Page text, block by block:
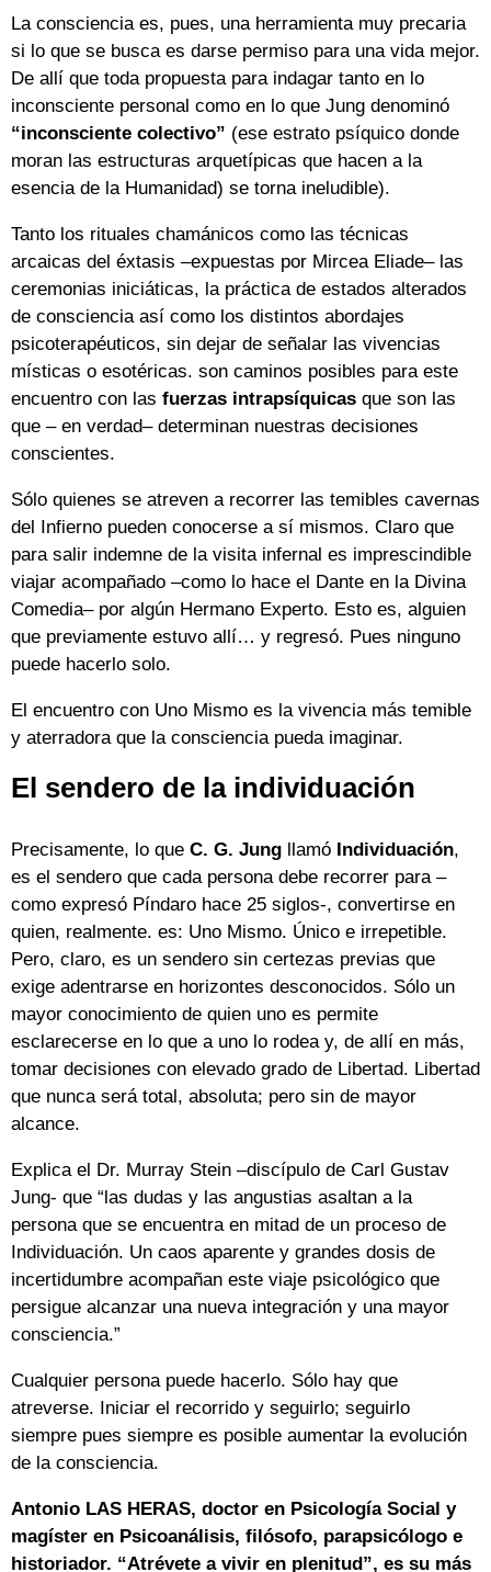
La consciencia es, pues, una herramienta muy precaria
si lo que se busca es darse permiso para una vida mejor.
De allí que toda propuesta para indagar tanto en lo
inconsciente personal como en lo que Jung denominó
“inconsciente colectivo” (ese estrato psíquico donde
moran las estructuras arquetípicas que hacen a la
esencia de la Humanidad) se torna ineludible).
Tanto los rituales chamánicos como las técnicas
arcaicas del éxtasis –expuestas por Mircea Eliade– las
ceremonias iniciáticas, la práctica de estados alterados
de consciencia así como los distintos abordajes
psicoterapéuticos, sin dejar de señalar las vivencias
místicas o esotéricas. son caminos posibles para este
encuentro con las fuerzas intrapsíquicas que son las
que – en verdad– determinan nuestras decisiones
conscientes.
Sólo quienes se atreven a recorrer las temibles cavernas
del Infierno pueden conocerse a sí mismos. Claro que
para salir indemne de la visita infernal es imprescindible
viajar acompañado –como lo hace el Dante en la Divina
Comedia– por algún Hermano Experto. Esto es, alguien
que previamente estuvo allí… y regresó. Pues ninguno
puede hacerlo solo.
El encuentro con Uno Mismo es la vivencia más temible
y aterradora que la consciencia pueda imaginar.
El sendero de la individuación
Precisamente, lo que C. G. Jung llamó Individuación,
es el sendero que cada persona debe recorrer para –
como expresó Píndaro hace 25 siglos-, convertirse en
quien, realmente. es: Uno Mismo. Único e irrepetible.
Pero, claro, es un sendero sin certezas previas que
exige adentrarse en horizontes desconocidos. Sólo un
mayor conocimiento de quien uno es permite
esclarecerse en lo que a uno lo rodea y, de allí en más,
tomar decisiones con elevado grado de Libertad. Libertad
que nunca será total, absoluta; pero sin de mayor
alcance.
Explica el Dr. Murray Stein –discípulo de Carl Gustav
Jung- que “las dudas y las angustias asaltan a la
persona que se encuentra en mitad de un proceso de
Individuación. Un caos aparente y grandes dosis de
incertidumbre acompañan este viaje psicológico que
persigue alcanzar una nueva integración y una mayor
consciencia.”
Cualquier persona puede hacerlo. Sólo hay que
atreverse. Iniciar el recorrido y seguirlo; seguirlo
siempre pues siempre es posible aumentar la evolución
de la consciencia.
Antonio LAS HERAS, doctor en Psicología Social y
magíster en Psicoanálisis, filósofo, parapsicólogo e
historiador. “Atrévete a vivir en plenitud”, es su más